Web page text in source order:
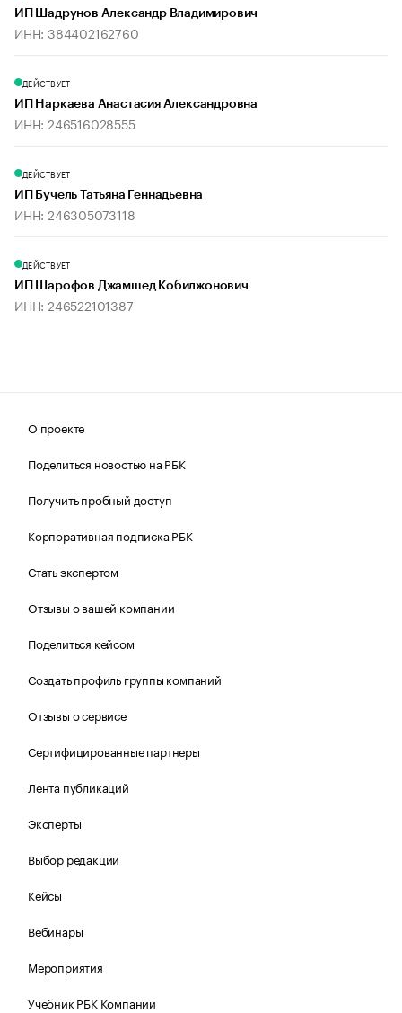
ИП Шадрунов Александр Владимирович
ИНН: 384402162760
ДЕЙСТВУЕТ
ИП Наркаева Анастасия Александровна
ИНН: 246516028555
ДЕЙСТВУЕТ
ИП Бучель Татьяна Геннадьевна
ИНН: 246305073118
ДЕЙСТВУЕТ
ИП Шарофов Джамшед Кобилжонович
ИНН: 246522101387
О проекте
Поделиться новостью на РБК
Получить пробный доступ
Корпоративная подписка РБК
Стать экспертом
Отзывы о вашей компании
Поделиться кейсом
Создать профиль группы компаний
Отзывы о сервисе
Сертифицированные партнеры
Лента публикаций
Эксперты
Выбор редакции
Кейсы
Вебинары
Мероприятия
Учебник РБК Компании